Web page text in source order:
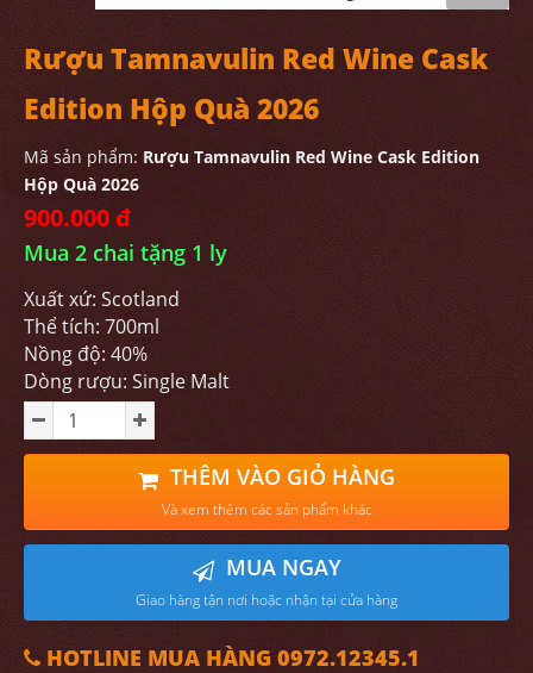
Rượu Tamnavulin Red Wine Cask
Edition Hộp Quà 2026
Mã sản phẩm: Rượu Tamnavulin Red Wine Cask Edition
Hộp Quà 2026
900.000 đ
Mua 2 chai tặng 1 ly
Xuất xứ: Scotland
Thể tích: 700ml
Nồng độ: 40%
Dòng rượu: Single Malt
THÊM VÀO GIỎ HÀNG
Và xem thêm các sản phẩm khác
MUA NGAY
Giao hàng tận nơi hoặc nhận tại cửa hàng
HOTLINE MUA HÀNG 0972.12345.1